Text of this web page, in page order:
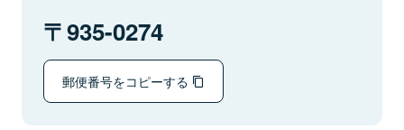
935-0274
郵便番号をコピーする